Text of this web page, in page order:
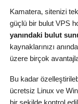
Kamatera, sitenizi
güçlü bir bulut VPS
yanındaki bulut
kaynaklarınızı
üzere birçok
Bu kadar
ücretsiz Linux ve